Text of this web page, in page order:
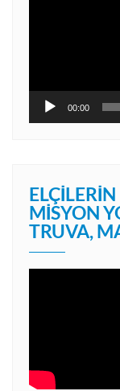
00:00
MISYON
TRUVA,